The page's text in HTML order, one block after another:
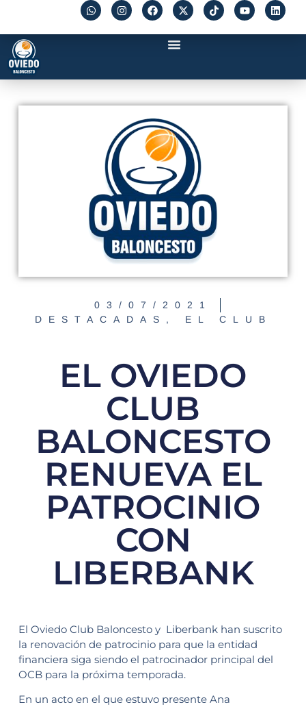
03/07/2021
DESTACADAS , EL CLUB
EL OVIEDO
CLUB
BALONCESTO
RENUEVA EL
PATROCINIO
CON
LIBERBANK
El Oviedo Club Baloncesto y Liberbank han suscrito
la renovación de patrocinio para que la entidad
financiera siga siendo el patrocinador principal del
OCB para la próxima temporada.
En un acto en el que estuvo presente Ana